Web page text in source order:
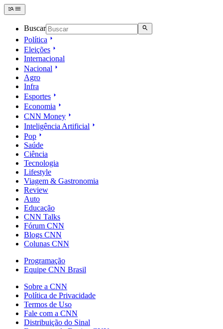
Buscar
Política
Eleições
Internacional
Nacional
Agro
Infra
Esportes
Economia
CNN Money
Inteligência Artificial
Pop
Saúde
Ciência
Tecnologia
Lifestyle
Viagem & Gastronomia
Review
Auto
Educação
CNN Talks
Fórum CNN
Blogs CNN
Colunas CNN
Programação
Equipe CNN Brasil
Sobre a CNN
Política de Privacidade
Termos de Uso
Fale com a CNN
Distribuição do Sinal